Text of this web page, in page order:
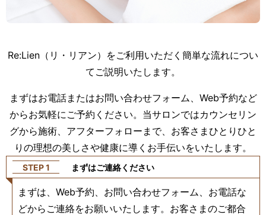
Re:Lien（リ・リアン）をご利用いただく簡単な流れについ
てご説明いたします。
まずはお電話またはお問い合わせフォーム、Web予約など
からお気軽にご予約ください。当サロンではカウンセリン
グから施術、アフターフォローまで、お客さまひとりひと
りの理想の美しさや健康に導くお手伝いをいたします。
STEP 1 まずはご連絡ください
まずは、Web予約、お問い合わせフォーム、お電話な
どからご連絡をお願いいたします。お客さまのご都合